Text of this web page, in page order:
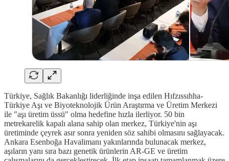
Türkiye, Sağlık Bakanlığı liderliğinde inşa edilen Hıfzıssıhha-
Türkiye Aşı ve Biyoteknolojik Ürün Araştırma ve Üretim Merkezi
ile "aşı üretim üssü" olma hedefine hızla ilerliyor. 50 bin
metrekarelik kapalı alana sahip olan merkez, Türkiye'nin aşı
üretiminde çeyrek asır sonra yeniden söz sahibi olmasını sağlayacak.
Ankara Esenboğa Havalimanı yakınlarında bulunacak merkez,
aşıların yanı sıra bazı genetik ürünlerin AR-GE ve üretim